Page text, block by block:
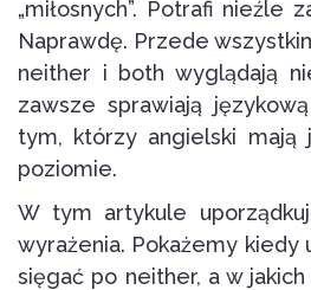
„miłosnych”. Potrafi nieźle
Naprawdę. Przede
neither i both wyglądają
zawsze sprawiają
tym, którzy angielski mają
poziomie.
W tym artykule
wyrażenia. Pokażemy kiedy
sięgać po neither, a w